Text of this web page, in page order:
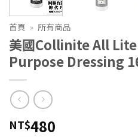
首頁 » 所有商品
美國Collinite All
Purpose Dressing
NT$480